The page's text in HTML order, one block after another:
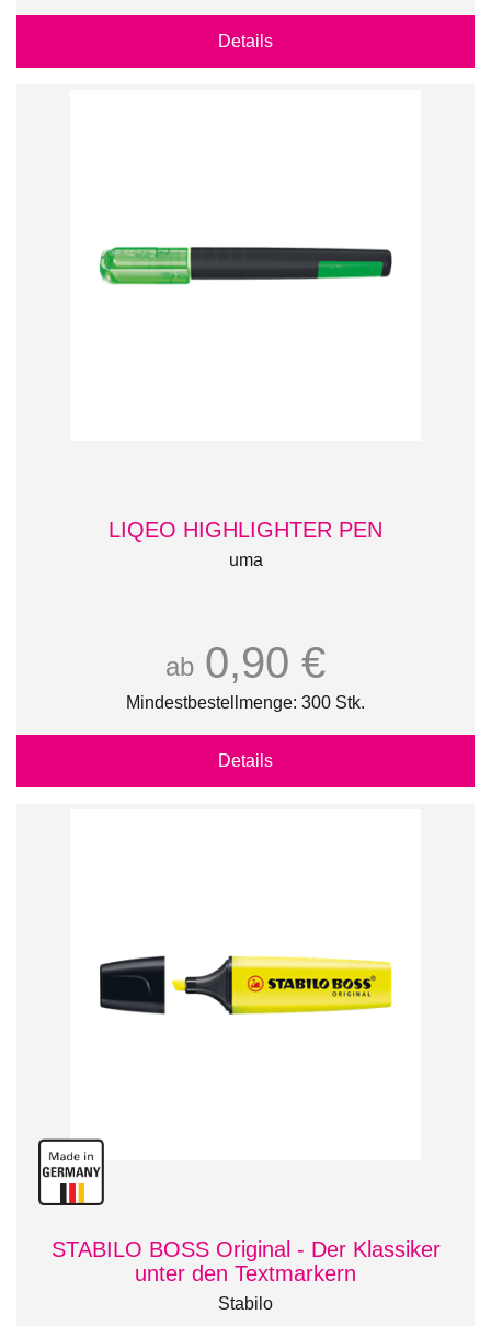
Details
LIQEO HIGHLIGHTER PEN
uma
ab 0,90 €
Mindestbestellmenge: 300 Stk.
Details
STABILO BOSS Original - Der Klassiker
unter den Textmarkern
Stabilo